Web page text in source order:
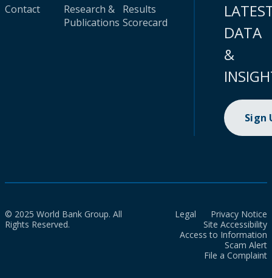
Contact
Research &
Publications
Results
Scorecard
DATA
&
Sign
© 2025 World Bank Group. All
Rights Reserved.
Legal
Privacy Notice
Site Accessibility
Access to Information
Scam Alert
File a Complaint